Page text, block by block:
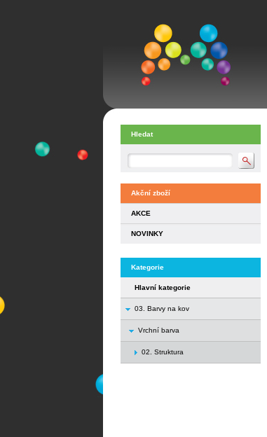
Hledat
Akční zboží
AKCE
NOVINKY
Kategorie
Hlavní kategorie
03. Barvy na kov
Vrchní barva
02. Struktura